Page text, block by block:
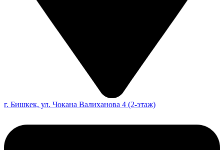
г. Бишкек, ул. Чокана Валиханова 4 (2-этаж)